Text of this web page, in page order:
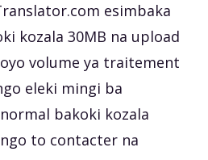
esimbaka
kozala 30MB na upload
volume ya traitement
eleki mingi ba
bakoki kozala
to contacter na